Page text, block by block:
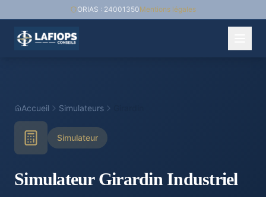
ORIAS : 24001350Mentions légales
Accueil Simulateurs
Simulateur
Simulateur Girardin Industriel